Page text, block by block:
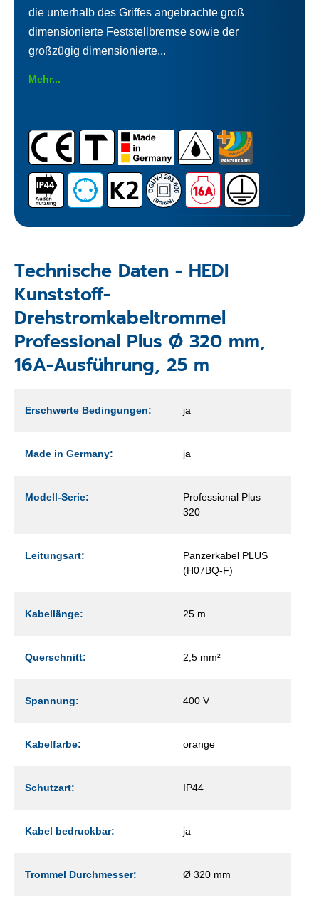
die unterhalb des Griffes angebrachte groß
dimensionierte Feststellbremse sowie der
großzügig dimensionierte...
Mehr...
Technische Daten - HEDI
Kunststoff-
Drehstromkabeltrommel
Professional Plus Ø 320 mm,
16A-Ausführung, 25 m
Erschwerte Bedingungen: ja
Made in Germany: ja
Modell-Serie:
Professional Plus
320
Leitungsart:
Panzerkabel PLUS
(H07BQ-F)
Kabellänge: 25 m
Querschnitt: 2,5 mm²
Spannung: 400 V
Kabelfarbe: orange
Schutzart: IP44
Kabel bedruckbar: ja
Trommel Durchmesser: Ø 320 mm